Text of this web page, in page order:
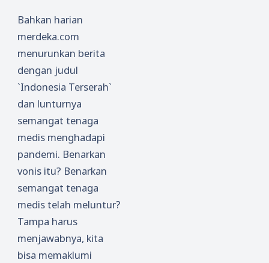
Bahkan harian
merdeka.com
menurunkan berita
dengan judul
`Indonesia Terserah`
dan lunturnya
semangat tenaga
medis menghadapi
pandemi. Benarkan
vonis itu? Benarkan
semangat tenaga
medis telah meluntur?
Tampa harus
menjawabnya, kita
bisa memaklumi